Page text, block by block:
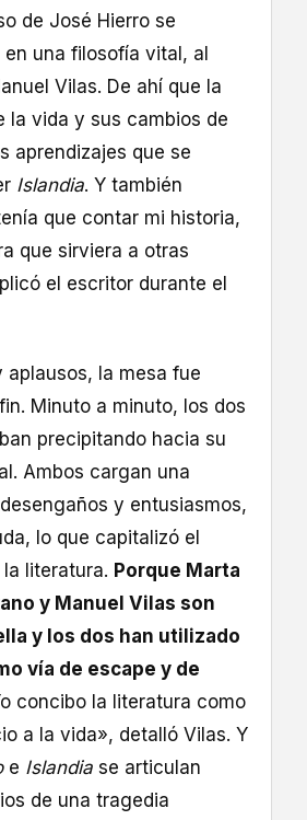
de José Hierro se
una filosofía vital, al
Vilas. De ahí que la
la vida y sus cambios de
aprendizajes que se
Islandia. Y también
que contar mi historia,
que sirviera a otras
el escritor durante el
aplausos, la mesa fue
Minuto a minuto, los dos
precipitando hacia su
Ambos cargan una
y entusiasmos,
lo que capitalizó el
literatura. Porque Marta
y Manuel Vilas son
y los dos han utilizado
vía de escape y de
concibo la literatura como
a la vida», detalló Vilas. Y
e Islandia se articulan
de una tragedia